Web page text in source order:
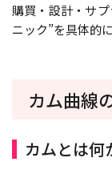
購買・設計・サ
ニック”を具体的
カム曲線
カムとは何